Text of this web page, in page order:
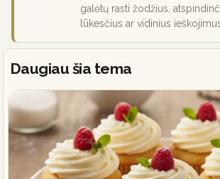
galėtų rasti žodžius,
lūkesčius ar vidinius
Daugiau šia tema